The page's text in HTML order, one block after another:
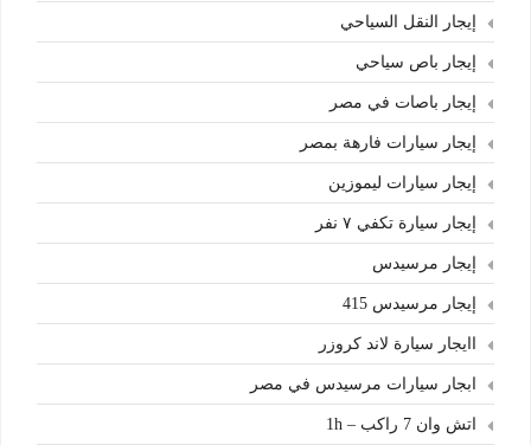
إيجار النقل السياحي
إيجار باص سياحي
إيجار باصات في مصر
إيجار سيارات فارهة بمصر
إيجار سيارات ليموزين
إيجار سيارة تكفي ٧ نفر
إيجار مرسيدس
إيجار مرسيدس 415
اايجار سيارة لاند كروزر
ابجار سيارات مرسيدس في مصر
اتش وان 7 راكب – 1h